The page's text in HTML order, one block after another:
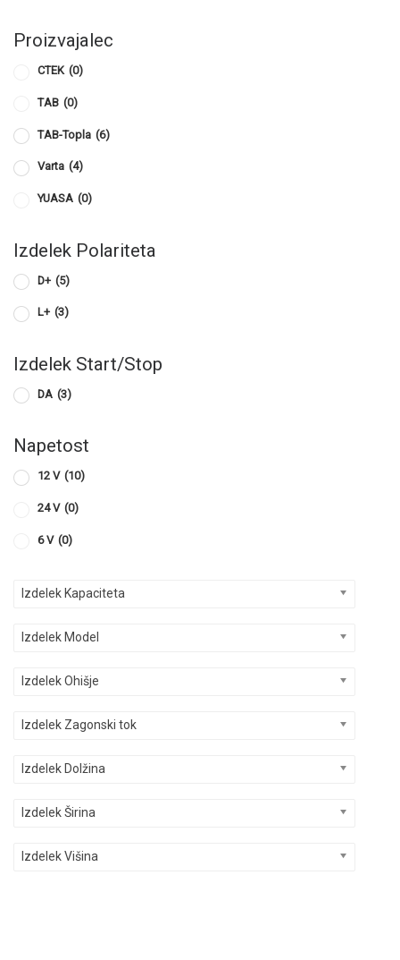
Proizvajalec
CTEK (0)
TAB (0)
TAB-Topla (6)
Varta (4)
YUASA (0)
Izdelek Polariteta
D+ (5)
L+ (3)
Izdelek Start/Stop
DA (3)
Napetost
12 V (10)
24 V (0)
6 V (0)
Izdelek Kapaciteta
Izdelek Model
Izdelek Ohišje
Izdelek Zagonski tok
Izdelek Dolžina
Izdelek Širina
Izdelek Višina